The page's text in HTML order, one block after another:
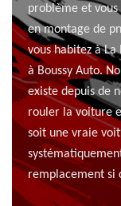
problème et vous
en montage de
vous habitez à
à Boussy Auto.
existe depuis de
rouler la voiture
soit une vraie
remplacement si